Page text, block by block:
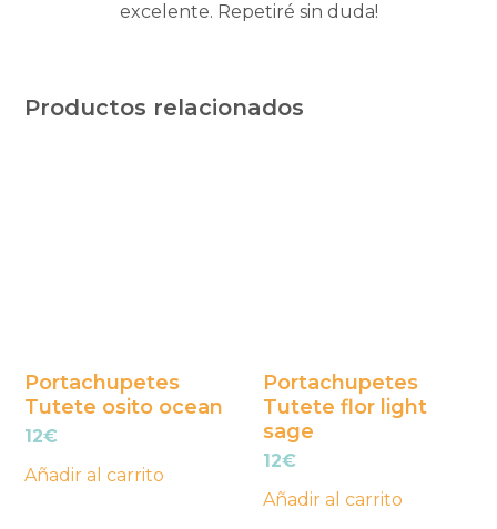
excelente. Repetiré sin duda!
Productos relacionados
Portachupetes
Tutete osito ocean
12€
Añadir al carrito
Portachupetes
Tutete flor light
sage
12€
Añadir al carrito